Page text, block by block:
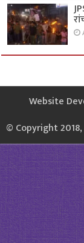
Website
© Copyright